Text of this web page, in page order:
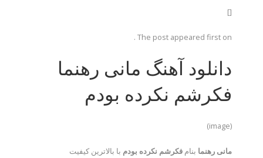
[]
The post appeared first on .
دانلود آهنگ مانی رهنما
فکرشم نکرده بودم
(image)
مانی رهنما بنامفکرشم نکرده بودم با بالاترین کیفیت